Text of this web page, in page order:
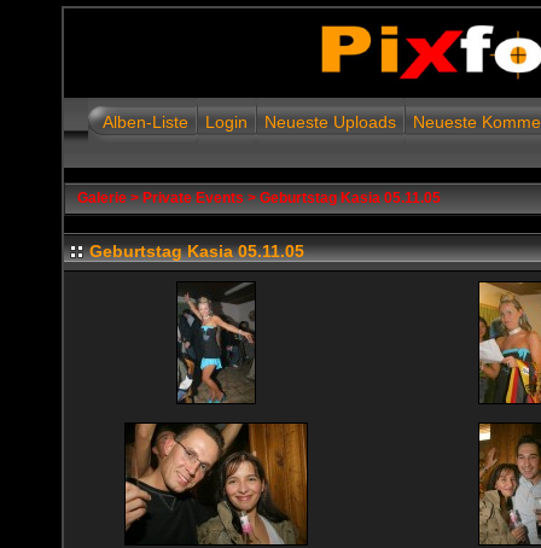
Alben-Liste Login Neueste Uploads Neueste
Galerie > Private Events > Geburtstag Kasia 05.11.05
Geburtstag Kasia 05.11.05